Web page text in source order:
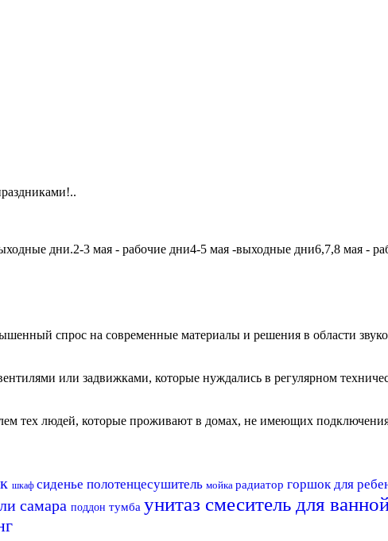
дни.2-3 мая - рабочие дни4-5 мая -выходные дни6,7,8 мая -
спрос на современные материалы и решения в области
или задвижками, которые нуждались в регулярном
тех людей, которые проживают в домах, не имеющих
шкаф сиденье полотенцесушитель мойка радиатор горшок для
самара поддон тумба унитаз смеситель для